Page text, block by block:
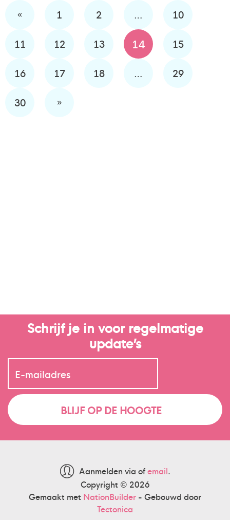
« 1 2 … 10
11 12 13 14 15
16 17 18 … 29
30 »
Schrijf je in voor regelmatige
update’s
Aanmelden via ofemail.
Copyright © 2026
Gemaakt met NationBuilder - Gebouwd door
Tectonica